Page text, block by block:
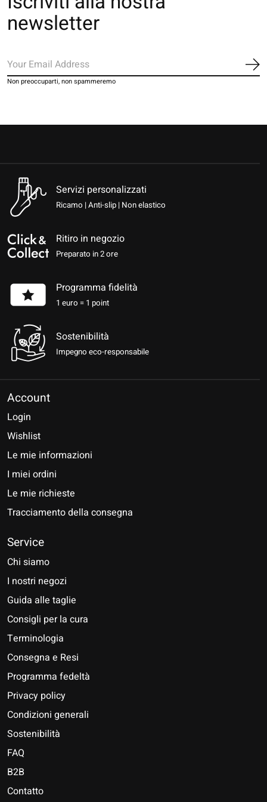
newsletter
Non preoccuparti, non spammeremo
Servizi personalizzati
Ricamo | Anti-slip | Non elastico
Ritiro in negozio
Preparato in 2 ore
Programma fidelità
1 euro = 1 point
Sostenibilità
Impegno eco-responsabile
Account
Login
Wishlist
Le mie informazioni
I miei ordini
Le mie richieste
Tracciamento della consegna
Service
Chi siamo
I nostri negozi
Guida alle taglie
Consigli per la cura
Terminologia
Consegna e Resi
Programma fedeltà
Privacy policy
Condizioni generali
Sostenibilità
FAQ
B2B
Contatto